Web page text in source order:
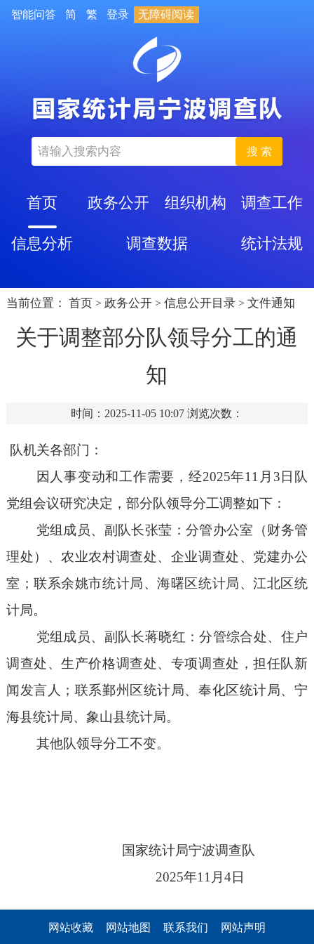
智能问答 简 繁 登录 无障碍阅读
搜 索
首页 政务公开 组织机构 调查工作
信息分析 调查数据 统计法规
当前位置： 首页 > 政务公开 > 信息公开目录 > 文件通知
关于调整部分队领导分工的通
知
时间：2025-11-05 10:07 浏览次数：
队机关各部门 ：
因人事变动和工作需要， 经2025年11 月 3 日队
党组会议研究决定， 部分队领导分工调整如下：
党组成员、副队长张莹：分管办公室（财务管
理处）
、农业农村调查处、企业调查处 、 党建办公
室 ；联系余姚市统计局、海曙区统计局、江北区统
计局。
党组成员、副队长蒋晓红：分管综合处、住户
调查处、生产价格调查处、专项调查处，担任队新
闻发言人；联系鄞州区统计局、奉化区统计局、宁
海县统计局、象山县统计局。
其他队领导分工不变。
国家统计局宁波调查队
2025年11月4日
网站收藏 网站地图 联系我们 网站声明